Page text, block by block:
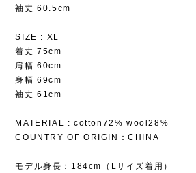
袖丈 60.5cm
SIZE : XL
着丈 75cm
肩幅 60cm
身幅 69cm
袖丈 61cm
MATERIAL : cotton72% wool28%
COUNTRY OF ORIGIN：CHINA
モデル身長：184cm（Lサイズ着用）